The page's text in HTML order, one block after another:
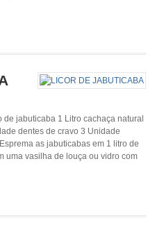
de jabuticaba 1 Litro cachaça natural
dentes de cravo 3 Unidade
as jabuticabas em 1 litro de
uma vasilha de louça ou vidro com